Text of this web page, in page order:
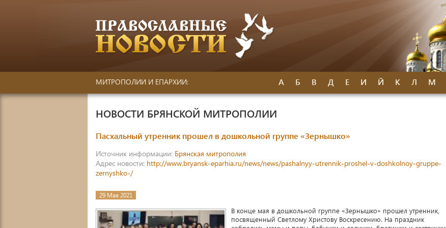
МИТРОПОЛИИ И ЕПАРХИИ: А Б В Д Е И Й К Л М
НОВОСТИ БРЯНСКОЙ МИТРОПОЛИИ
Пасхальный утренник прошел в дошкольной группе «Зернышко»
Источник информации: Брянская митрополия
Адрес новости: http://www.bryansk-eparhia.ru/news/news/pashalnyy-utrennik-proshel-v-doshkolnoy-gruppe-
zernyshko-/
29 Мая 2021
В конце мая в дошкольной группе «Зернышко» прошел утренник,
посвященный Светлому Христову Воскресению. На праздник